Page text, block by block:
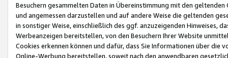
Besuchern gesammelten Daten in Übereinstimmung mit den
und angemessen darzustellen und auf andere Weise die geltenden
in sonstiger Weise, einschließlich des ggf. anzuzeigenden Hinweises,
Werbeanzeigen bereitstellen, von den Besuchern Ihrer Website
Cookies erkennen können und dafür, dass Sie Informationen über die
Online-Werbung bereitstellen, soweit nach den anwendbaren